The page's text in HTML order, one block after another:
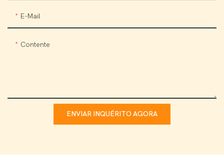
E-Mail
Contente
ENVIAR INQUÉRITO AGORA